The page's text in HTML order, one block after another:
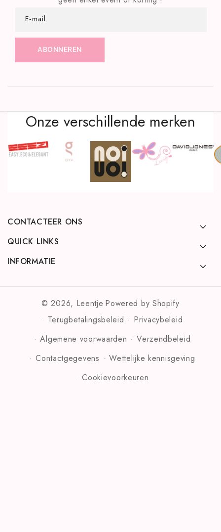
E‑mail
ABONNEREN
Onze verschillende merken
CONTACTEER ONS
QUICK LINKS
INFORMATIE
© 2026, Leentje Powered by Shopify
Terugbetalingsbeleid
Privacybeleid
Algemene voorwaarden
Verzendbeleid
Contactgegevens
Wettelijke kennisgeving
Cookievoorkeuren